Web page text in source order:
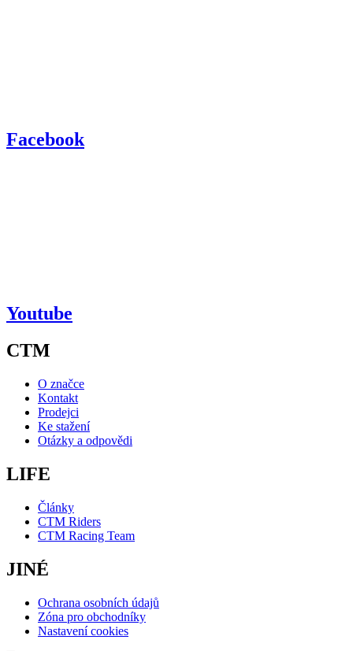
Facebook
Youtube
CTM
O značce
Kontakt
Prodejci
Ke stažení
Otázky a odpovědi
LIFE
Články
CTM Riders
CTM Racing Team
JINÉ
Ochrana osobních údajů
Zóna pro obchodníky
Nastavení cookies